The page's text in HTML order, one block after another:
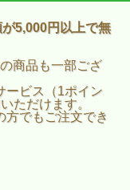
5,000円以上で無
商品も一部ござ
ービス（1ポイン
ただけます。
でもご注文でき